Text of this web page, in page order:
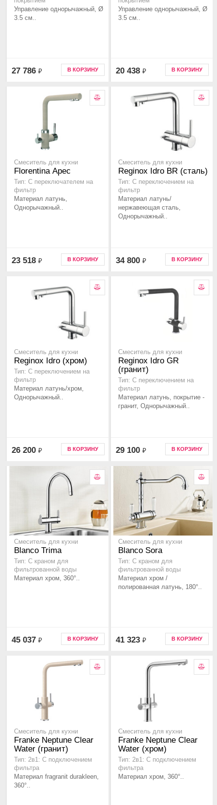
Управление однорычажный, Ø
3.5 см..
27 786 ₽ В КОРЗИНУ
Управление однорычажный, Ø
3.5 см..
20 438 ₽ В КОРЗИНУ
Смеситель для кухни
Florentina Арес
Тип: C переключателем на
фильтр
Материал латунь,
Однорычажный..
23 518 ₽ В КОРЗИНУ
Смеситель для кухни
Reginox Idro BR (сталь)
Тип: C переключением на
фильтр
Материал латунь/
нержавеющая сталь,
Однорычажный..
34 800 ₽ В КОРЗИНУ
Смеситель для кухни
Reginox Idro (хром)
Тип: C переключением на
фильтр
Материал латунь/хром,
Однорычажный..
26 200 ₽ В КОРЗИНУ
Смеситель для кухни
Reginox Idro GR
(гранит)
Тип: C переключением на
фильтр
Материал латунь, покрытие -
гранит, Однорычажный..
29 100 ₽ В КОРЗИНУ
Смеситель для кухни
Blanco Trima
Тип: С краном для
фильтрованной воды
Материал хром, 360°..
45 037 ₽ В КОРЗИНУ
Смеситель для кухни
Blanco Sora
Тип: С краном для
фильтрованной воды
Материал хром /
полированная латунь, 180°..
41 323 ₽ В КОРЗИНУ
Смеситель для кухни
Franke Neptune Clear
Water (гранит)
Тип: 2в1: С подключением
фильтра
Материал fragranit durakleen,
360°..
Смеситель для кухни
Franke Neptune Clear
Water (хром)
Тип: 2в1: С подключением
фильтра
Материал хром, 360°..